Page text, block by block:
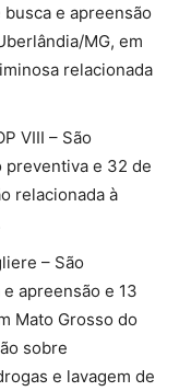
e apreensão
MG, em
relacionada
VIII – São
preventiva e 32 de
relacionada à
– São
apreensão e 13
Mato Grosso do
sobre
e lavagem de